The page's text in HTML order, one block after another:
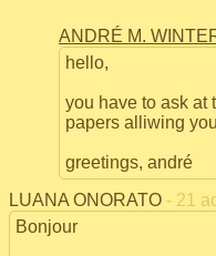
ANDRÉ M.
hello,
you have to ask at
papers alliwing
greetings, andré
LUANA ONORATO - 21
Bonjour